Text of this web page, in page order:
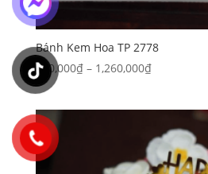
Bánh Kem Hoa TP 2778
300,000₫ – 1,260,000₫Khoảng
300,000₫
đến
1,260,000₫